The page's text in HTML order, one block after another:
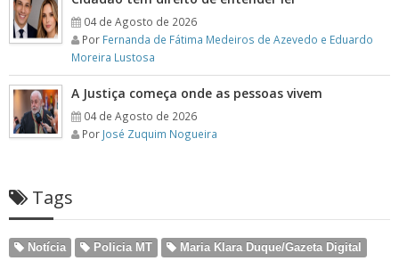
04 de Agosto de 2026
Por Fernanda de Fátima Medeiros de Azevedo e Eduardo
Moreira Lustosa
A Justiça começa onde as pessoas vivem
04 de Agosto de 2026
Por José Zuquim Nogueira
Tags
Notícia Policia MT Maria Klara Duque/Gazeta Digital